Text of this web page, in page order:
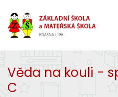
Věda na kouli -
C